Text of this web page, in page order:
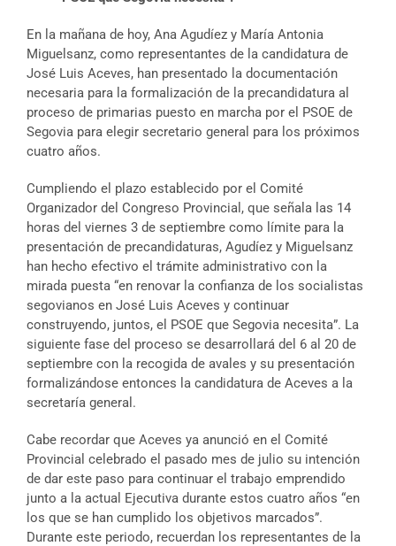
En la mañana de hoy, Ana Agudíez y María Antonia
Miguelsanz, como representantes de la candidatura de
José Luis Aceves, han presentado la documentación
necesaria para la formalización de la precandidatura al
proceso de primarias puesto en marcha por el PSOE de
Segovia para elegir secretario general para los próximos
cuatro años.
Cumpliendo el plazo establecido por el Comité
Organizador del Congreso Provincial, que señala las 14
horas del viernes 3 de septiembre como límite para la
presentación de precandidaturas, Agudíez y Miguelsanz
han hecho efectivo el trámite administrativo con la
mirada puesta “en renovar la confianza de los socialistas
segovianos en José Luis Aceves y continuar
construyendo, juntos, el PSOE que Segovia necesita”. La
siguiente fase del proceso se desarrollará del 6 al 20 de
septiembre con la recogida de avales y su presentación
formalizándose entonces la candidatura de Aceves a la
secretaría general.
Cabe recordar que Aceves ya anunció en el Comité
Provincial celebrado el pasado mes de julio su intención
de dar este paso para continuar el trabajo emprendido
junto a la actual Ejecutiva durante estos cuatro años “en
los que se han cumplido los objetivos marcados”.
Durante este periodo, recuerdan los representantes de la